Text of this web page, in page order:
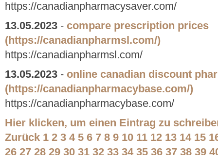
https://canadianpharmacysaver.com/
13.05.2023 - compare prescription prices
(https://canadianpharmsl.com/)
https://canadianpharmsl.com/
13.05.2023 - online canadian discount
(https://canadianpharmacybase.com/)
https://canadianpharmacybase.com/
Hier klicken, um einen Eintrag zu
Zurück 1 2 3 4 5 6 7 8 9 10 11 12 13 14 15
26 27 28 29 30 31 32 33 34 35 36 37 38 39